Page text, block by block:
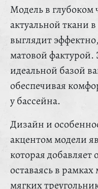
Модель в глубоком
актуальной ткани
выглядит
матовой фактурой.
идеальной базой
обеспечивая
у бассейна.
Дизайн и
акцентом модели
которая
оставаясь в
мягких